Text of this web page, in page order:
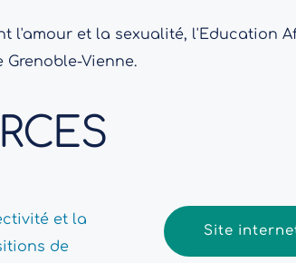
l'amour et la sexualité, l'Education
Vienne.
et la
de
Site